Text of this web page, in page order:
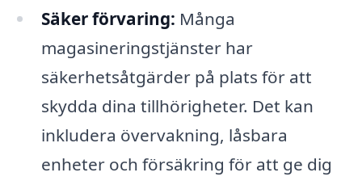
Säker förvaring: Många
magasineringstjänster har
säkerhetsåtgärder på plats för att
skydda dina tillhörigheter. Det kan
inkludera övervakning, låsbara
enheter och försäkring för att ge dig